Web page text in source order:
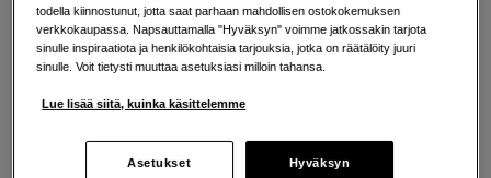
Maksa Svea-erämaksulla
19,07 %
Lainaaminen maksaa! Jos et pysty maksamaan velkaa ajoissa, saatat
todella kiinnostunut, jotta saat parhaan mahdollisen ostokokemuksen
verkkokaupassa. Napsauttamalla "Hyväksyn" voimme jatkossakin tarjota
sinulle inspiraatiota ja henkilökohtaisia tarjouksia, jotka on räätälöity juuri
sinulle. Voit tietysti muuttaa asetuksiasi milloin tahansa.
Lue lisää siitä, kuinka käsittelemme
Asetukset Hyväksyn